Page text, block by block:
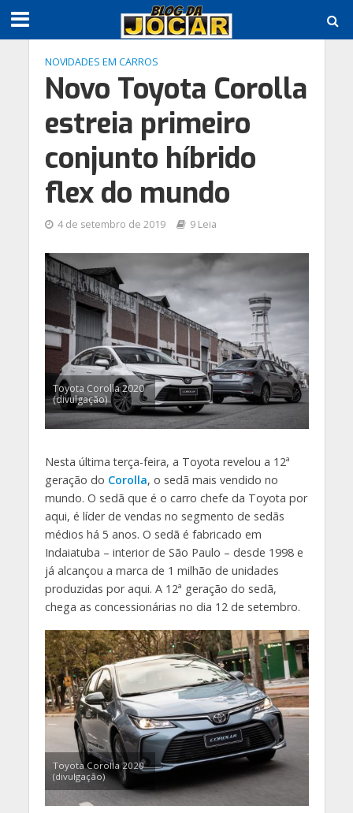
NOVIDADES EM CARROS
Novo Toyota Corolla
estreia primeiro
conjunto híbrido
flex do mundo
4 de setembro de 2019 9 Leia
Toyota Corolla 2020
(divulgação)
Nesta última terça-feira, a Toyota revelou a 12ª
geração do Corolla, o sedã mais vendido no
mundo. O sedã que é o carro chefe da Toyota por
aqui, é líder de vendas no segmento de sedãs
médios há 5 anos. O sedã é fabricado em
Indaiatuba – interior de São Paulo – desde 1998 e
já alcançou a marca de 1 milhão de unidades
produzidas por aqui. A 12ª geração do sedã,
chega as concessionárias no dia 12 de setembro.
Toyota Corolla 2020
(divulgação)